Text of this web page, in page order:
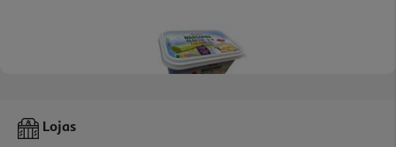
Creme Vegetal Auchan Para Barrar Com Sal 500g
Lojas